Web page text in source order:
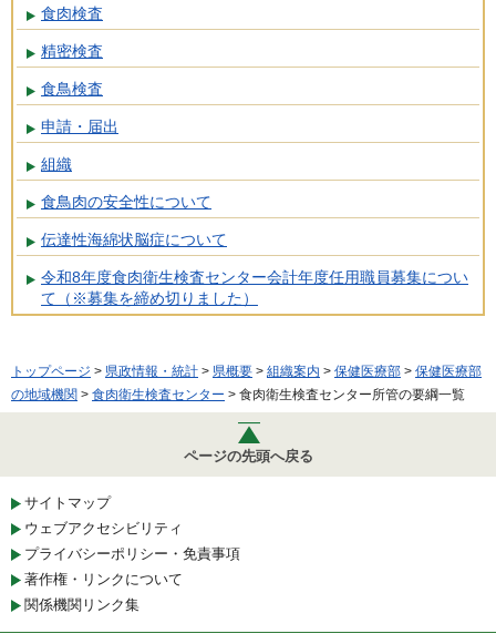
食肉検査
精密検査
食鳥検査
申請・届出
組織
食鳥肉の安全性について
伝達性海綿状脳症について
令和8年度食肉衛生検査センター会計年度任用職員募集につい
て（※募集を締め切りました）
トップページ > 県政情報・統計 > 県概要 > 組織案内 > 保健医療部 > 保健医療部
の地域機関 > 食肉衛生検査センター > 食肉衛生検査センター所管の要綱一覧
ページの先頭へ戻る
サイトマップ
ウェブアクセシビリティ
プライバシーポリシー・免責事項
著作権・リンクについて
関係機関リンク集